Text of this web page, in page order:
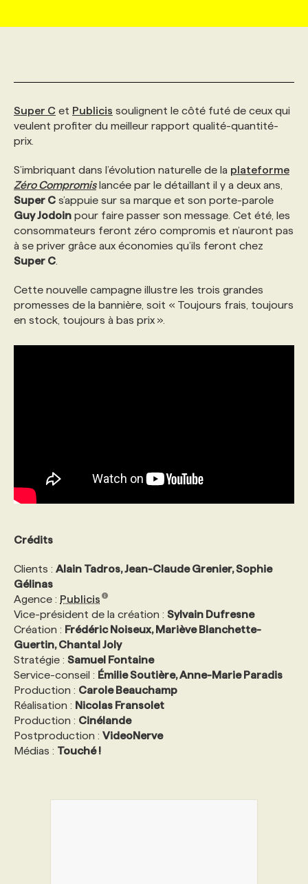
AFFAIRES DE L'INDUSTRIE
INITIATIVES NUMÉRIQUES
PRIX ET DISTINCTIONS
TENDANCES
WEB & MÉDIAS SOCIAUX
MARKETING DURABLE
GEO/SEO
ÉVÉNEMENTIEL
NOS AUTEUR‧RICES
INFOLETTRE PUBLICITÉ
ANNONCEZ AVEC NOUS
CONSULTER LA CVTHÈQUE
PROFIL ENTREPRISE
FAQ
ANNONCEZ AVEC NOUS
VOIR LES OFFRES
PROFIL CANDIDAT
FAQ
ANNONCEZ AVEC NOUS
NOS FORMATIONS EN LIGNE
NOS PARCOURS DE FORMATIONS
FORMATIONS PERSONNALISÉES
NOS FORMATEUR‧RICES
POURQUOI CHOISIR NOS FORMATIONS
CHASSE DE TÊTE
SERVICE DE CHASSE DE TÊTE
NOS TARIFS
NOS EXPERTISES
FAQ
ANNONCEZ AVEC NOUS
Super C et Publicis soulignent le côté futé de ceux qui
veulent profiter du meilleur rapport qualité-quantité-
prix.
S’imbriquant dans l’évolution naturelle de la plateforme
Zéro Compromislancée par le détaillant il y a deux ans,
Super C s’appuie sur sa marque et son porte-parole
Guy Jodoin pour faire passer son message. Cet été, les
consommateurs feront zéro compromis et n’auront pas
à se priver grâce aux économies qu’ils feront chez
Super C
Cette nouvelle campagne illustre les trois grandes
promesses de la bannière, soit « Toujours frais, toujours
en stock, toujours à bas prix ».
Crédits
Clients : Alain Tadros, Jean-Claude Grenier, Sophie
Gélinas
Agence : Publicis
Vice-président de la création : Sylvain Dufresne
Création : Frédéric Noiseux, Mariève Blanchette-
Guertin, Chantal Joly
Stratégie : Samuel Fontaine
Service-conseil : Émilie Soutière, Anne-Marie Paradis
Production : Carole Beauchamp
Réalisation : Nicolas Fransolet
Production : Cinélande
Postproduction : VideoNerve
Médias : Touché !